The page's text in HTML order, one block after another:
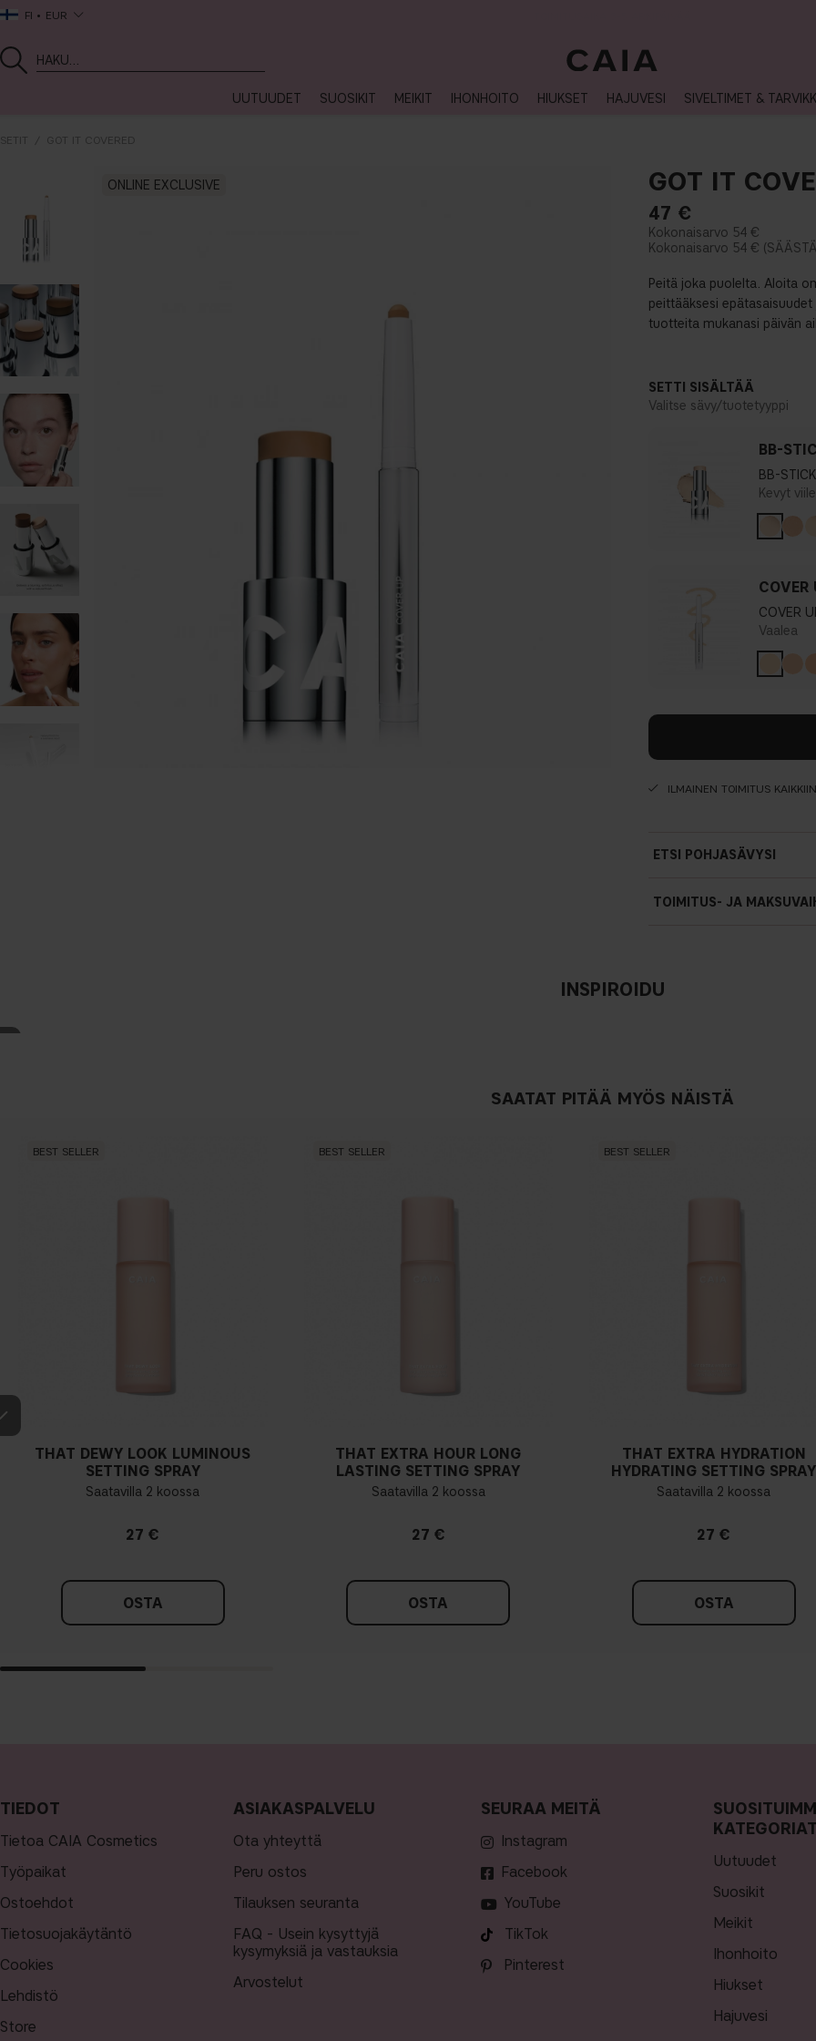
FI EUR
UUTUUDET SUOSIKIT MEIKIT IHONHOITO HIUKSET HAJUVESI SIVELTIMET &
SETIT GOT IT COVERED
ONLINE EXCLUSIVE GOT IT
47 €
54 €
54 €
Peitä joka puolelta. Aloita
peittääksesi
tuotteita mukanasi päivän
SETTI SISÄLTÄÄ
Valitse sävy/tuotetyyppi
BB-
BB-
Kevyt
COVER
COVER
Vaalea
ILMAINEN TOIMITUS
ETSI POHJASÄVYSI
TOIMITUS- JA
INSPIROIDU
SAATAT PITÄÄ MYÖS NÄISTÄ
BEST SELLER
THAT DEWY LOOK LUMINOUS
SETTING SPRAY
Saatavilla 2 koossa
27 €
OSTA
BEST SELLER
THAT EXTRA HOUR LONG
LASTING SETTING SPRAY
Saatavilla 2 koossa
27 €
OSTA
BEST SELLER
THAT EXTRA HYDRATION
HYDRATING SETTING SPRAY
Saatavilla 2 koossa
27 €
OSTA
TIEDOT
Tietoa CAIA Cosmetics
Työpaikat
Ostoehdot
Tietosuojakäytäntö
Cookies
Lehdistö
Store
ASIAKASPALVELU
Ota yhteyttä
Peru ostos
Tilauksen seuranta
FAQ - Usein kysyttyjä
kysymyksiä ja vastauksia
Arvostelut
SEURAA MEITÄ
Instagram
Facebook
YouTube
TikTok
Pinterest
KATEGORIAT
uutuudet
suosikit
meikit
ihonhoito
hiukset
hajuvesi